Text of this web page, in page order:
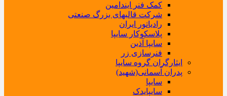
کمک فنر ایندامین
شرکت قالبهای بزرگ صنعتی
رادیاتور ایران
پلاسکوکار سایپا
سایپا آذین
فنرسازی زر
ایثارگران گروه سایپا
پدران آسمانی(شهید)
سایپا
سایپایدک